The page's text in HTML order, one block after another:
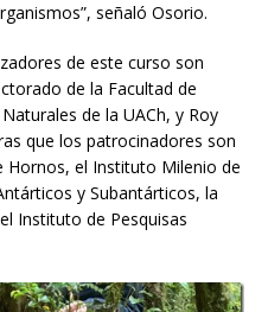
señaló Osorio.
de este curso son
de la Facultad de
de la UACh, y Roy
que los patrocinadores son
Hornos, el Instituto Milenio de
y Subantárticos, la
Instituto de Pesquisas